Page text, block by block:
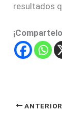
resultados
ANTERIOR